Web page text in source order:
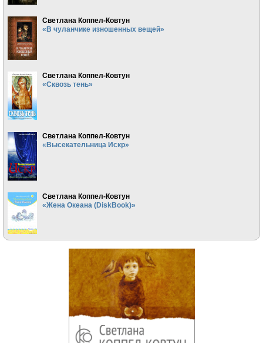
Светлана Коппел-Ковтун
«В чуланчике изношенных вещей»
Светлана Коппел-Ковтун
«Сквозь тень»
Светлана Коппел-Ковтун
«Высекательница Искр»
Светлана Коппел-Ковтун
«Жена Океана (DiskBook)»